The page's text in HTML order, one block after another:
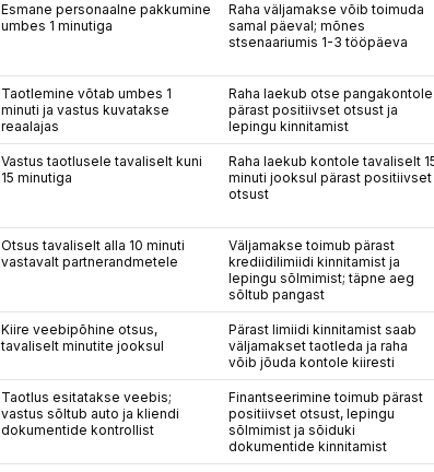
Esmane personaalne pakkumine
umbes 1 minutiga
Raha väljamakse võib toimuda
samal päeval; mõnes
stsenaariumis 1-3 tööpäeva
Taotlemine võtab umbes 1
minuti ja vastus kuvatakse
reaalajas
Raha laekub otse pangakontole
pärast positiivset otsust ja
lepingu kinnitamist
Vastus taotlusele tavaliselt kuni
15 minutiga
Raha laekub kontole tavaliselt
minuti jooksul pärast positiivset
otsust
Otsus tavaliselt alla 10 minuti
vastavalt partnerandmetele
Väljamakse toimub pärast
krediidilimiidi kinnitamist ja
lepingu sõlmimist; täpne aeg
sõltub pangast
Kiire veebipõhine otsus,
tavaliselt minutite jooksul
Pärast limiidi kinnitamist saab
väljamakset taotleda ja raha
võib jõuda kontole kiiresti
Taotlus esitatakse veebis;
vastus sõltub auto ja kliendi
dokumentide kontrollist
Finantseerimine toimub pärast
positiivset otsust, lepingu
sõlmimist ja sõiduki
dokumentide kinnitamist